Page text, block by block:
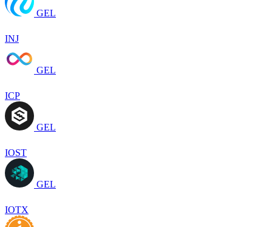
GEL
INJ
GEL
ICP
GEL
IOST
GEL
IOTX